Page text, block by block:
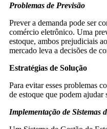
Problemas de Previsão
Prever a demanda pode ser
comércio eletrônico. Uma
estoque, ambos prejudiciais
mercado leva a decisões de
Estratégias de Solução
Para evitar esses problemas
de estoque que podem
Implementação de Sistemas